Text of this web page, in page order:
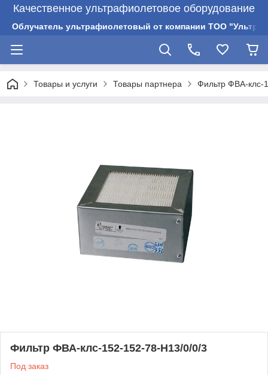
Качественное ультрафиолетовое оборудование
Облучатель ультрафиолетовый от компании ТОО
Товары и услуги Товары партнера Фильтр ФВА-клс-
Фильтр ФВА-клс-152-152-78-H13/0/0/3
Под заказ